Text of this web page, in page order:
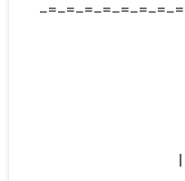
-=-=-=-=-=-=-=-